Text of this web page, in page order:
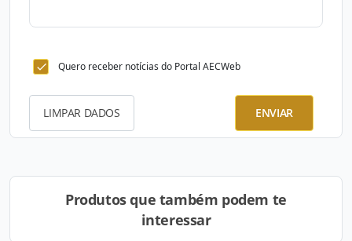
Quero receber notícias do Portal AECWeb
LIMPAR DADOS ENVIAR
Produtos que também podem te
interessar